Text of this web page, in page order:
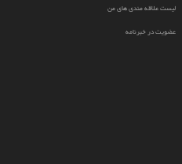
لیست علاقه مندی های من
عضویت در خبرنامه